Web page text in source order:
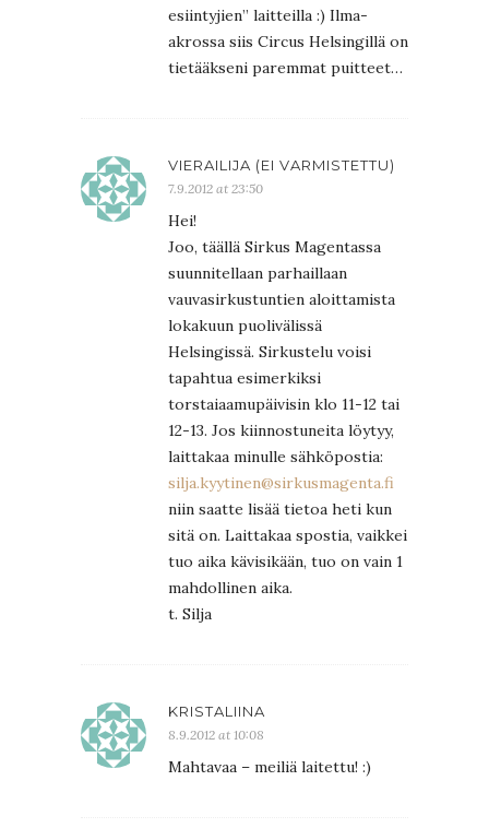
esiintyjien” laitteilla :) Ilma-
akrossa siis Circus Helsingillä on
tietääkseni paremmat puitteet…
VIERAILIJA (EI VARMISTETTU)
7.9.2012 at 23:50
Hei!
Joo, täällä Sirkus Magentassa
suunnitellaan parhaillaan
vauvasirkustuntien aloittamista
lokakuun puolivälissä
Helsingissä. Sirkustelu voisi
tapahtua esimerkiksi
torstaiaamupäivisin klo 11-12 tai
12-13. Jos kiinnostuneita löytyy,
laittakaa minulle sähköpostia:
silja.kyytinen@sirkusmagenta.fi
niin saatte lisää tietoa heti kun
sitä on. Laittakaa spostia, vaikkei
tuo aika kävisikään, tuo on vain 1
mahdollinen aika.
t. Silja
KRISTALIINA
8.9.2012 at 10:08
Mahtavaa – meiliä laitettu! :)